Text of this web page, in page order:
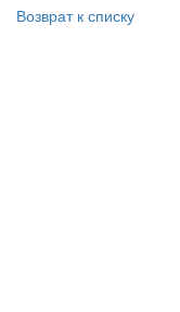
Возврат к списку